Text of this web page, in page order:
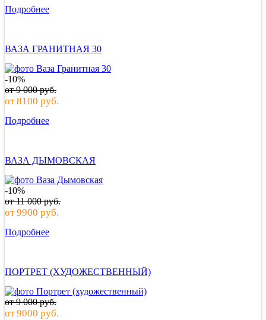
Подробнее
ВАЗА ГРАНИТНАЯ 30
-10%
от9 000руб.
от8100 руб.
Подробнее
ВАЗА ДЫМОВСКАЯ
-10%
от11 000руб.
от9900 руб.
Подробнее
ПОРТРЕТ (ХУДОЖЕСТВЕННЫЙ)
от9 000руб.
от9000 руб.